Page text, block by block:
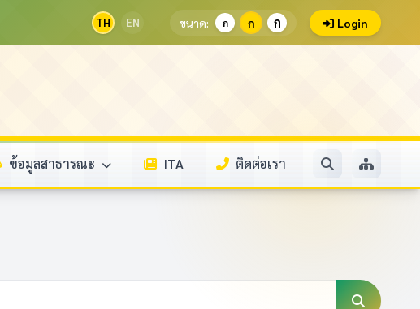
TH EN ขนาด: ก ก ก Login
ข้อมูลสาธารณะ ITA ติดต่อเรา